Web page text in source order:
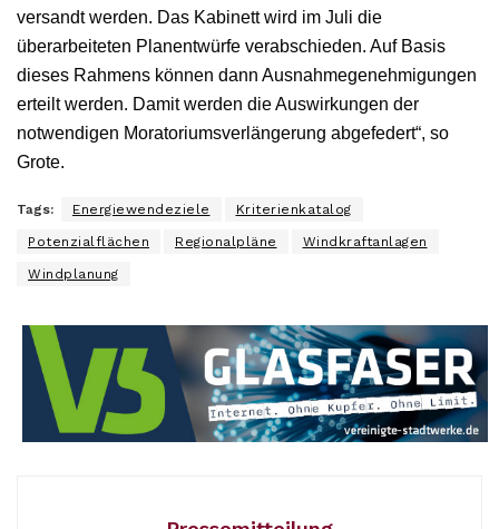
versandt werden. Das Kabinett wird im Juli die
überarbeiteten Planentwürfe verabschieden. Auf Basis
dieses Rahmens können dann Ausnahmegenehmigungen
erteilt werden. Damit werden die Auswirkungen der
notwendigen Moratoriumsverlängerung abgefedert“, so
Grote.
Tags: Energiewendeziele Kriterienkatalog
Potenzialflächen Regionalpläne Windkraftanlagen
Windplanung